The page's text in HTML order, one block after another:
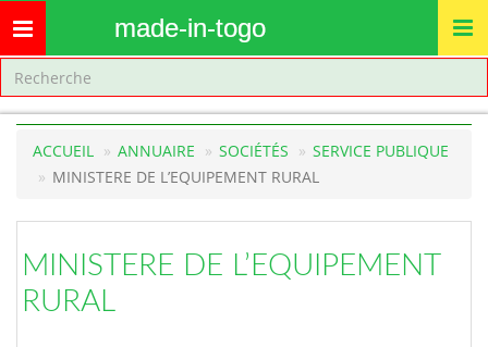
Toggle
navigation
made-in-togo
ACCUEIL ANNUAIRE SOCIÉTÉS
SERVICE PUBLIQUE
MINISTERE DE L’EQUIPEMENT RURAL
MINISTERE DE L’EQUIPEMENT
RURAL